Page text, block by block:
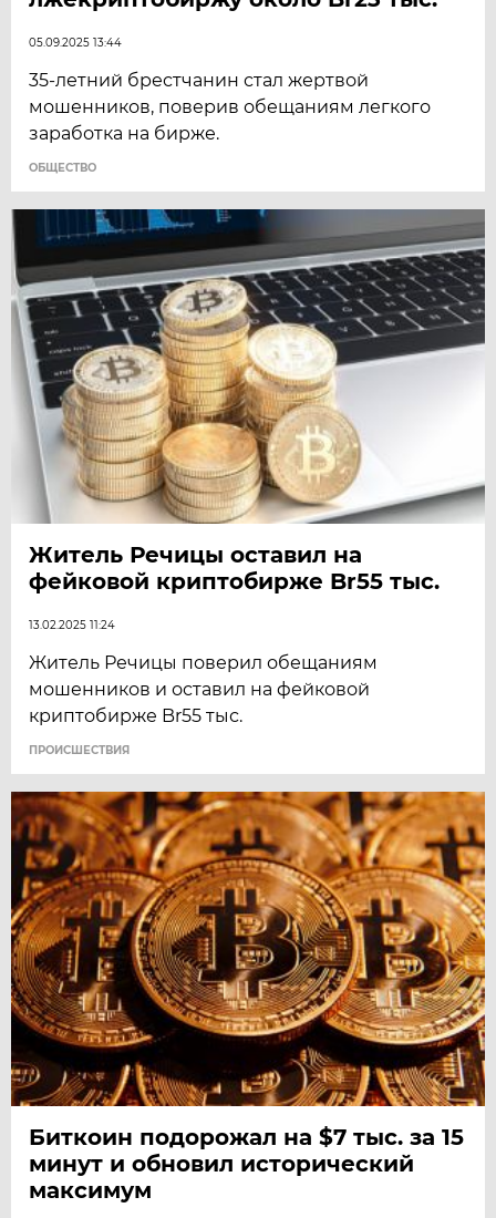
05.09.2025 13:44
35-летний брестчанин стал жертвой
мошенников, поверив обещаниям легкого
заработка на бирже.
ОБЩЕСТВО
Житель Речицы оставил на
фейковой криптобирже Br55 тыс.
13.02.2025 11:24
Житель Речицы поверил обещаниям
мошенников и оставил на фейковой
криптобирже Br55 тыс.
ПРОИСШЕСТВИЯ
Биткоин подорожал на $7 тыс. за 15
минут и обновил исторический
максимум